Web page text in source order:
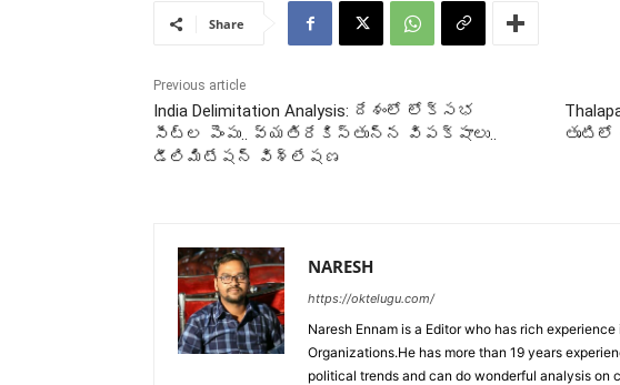
Share
Previous article
India Delimitation Analysis: దేశంలో లోక్‌సభ
సీట్ల పెంపు.. వ్యతిరేకిస్తున్న విపక్షాలు..
డీలిమిటేషన్‌ విశ్లేషణ
NARESH
https://oktelugu.com/
Naresh Ennam is a Editor who has rich
Organizations.He has more than 19 years
political trends and can do wonderful analysis on